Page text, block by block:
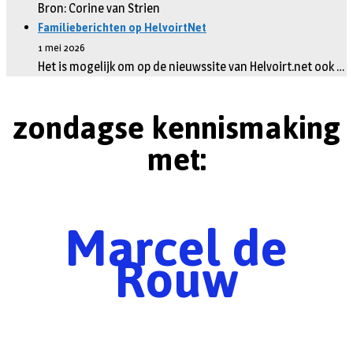
Bron: Corine van Strien
Familieberichten op HelvoirtNet
1 mei 2026
Het is mogelijk om op de nieuwssite van Helvoirt.net ook …
zondagse kennismaking
met:
Marcel de
Rouw